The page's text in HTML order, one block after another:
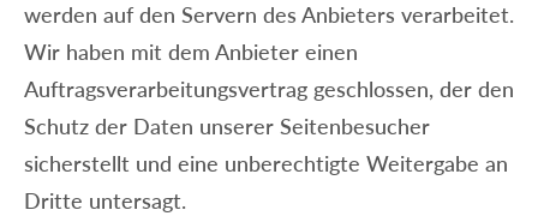
werden auf den Servern des Anbieters verarbeitet.
Wir haben mit dem Anbieter einen
Auftragsverarbeitungsvertrag geschlossen, der den
Schutz der Daten unserer Seitenbesucher
sicherstellt und eine unberechtigte Weitergabe an
Dritte untersagt.